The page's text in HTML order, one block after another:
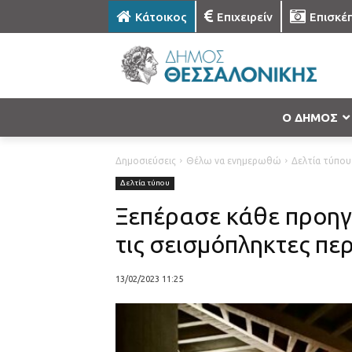
Κάτοικος Επιχειρείν
Ο ΔΗΜΟΣ
Δημοσιεύσεις Θέλω να ενημερωθώ Δελτία τύπου
Δελτία τύπου
Ξεπέρασε κάθε
τις σεισμόπληκτες
13/02/2023 11:25